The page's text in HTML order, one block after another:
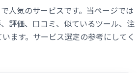
人気のサービスです。当ページでは
評価、口コミ、似ているツール、注
ます。サービス選定の参考にしてく